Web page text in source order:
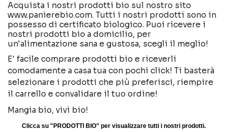
Acquista i nostri prodotti bio sul nostro sito
www.panierebio.com. Tutti i nostri prodotti sono in
possesso di certificato biologico. Puoi ricevere i
nostri prodotti bio a domicilio, per
un'alimentazione sana e gustosa, scegli il meglio!
E' facile comprare prodotti bio e riceverli
comodamente a casa tua con pochi click! Ti basterà
selezionare i prodotti che più preferisci, riempire
il carrello e convalidare il tuo ordine!
Mangia bio, vivi bio!
Clicca su "PRODOTTI BIO" per visualizzare tutti i nostri prodotti.